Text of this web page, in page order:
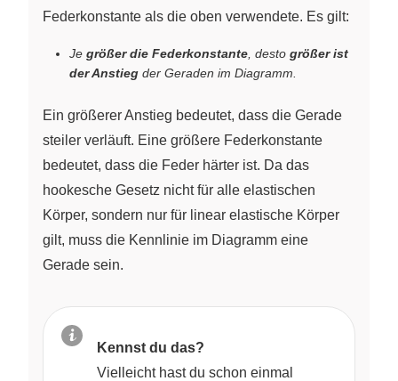
Federkonstante als die oben verwendete. Es gilt:
Je größer die Federkonstante , desto größer ist
der Anstieg der Geraden im Diagramm.
Ein größerer Anstieg bedeutet, dass die Gerade
steiler verläuft. Eine größere Federkonstante
bedeutet, dass die Feder härter ist. Da das
hookesche Gesetz nicht für alle elastischen
Körper, sondern nur für linear elastische Körper
gilt, muss die Kennlinie im Diagramm eine
Gerade sein.
Kennst du das?
Vielleicht hast du schon einmal